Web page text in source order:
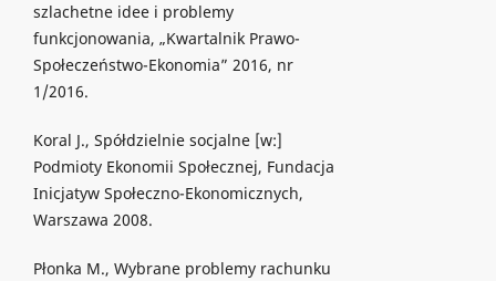
szlachetne idee i problemy
funkcjonowania, „Kwartalnik Prawo-
Społeczeństwo-Ekonomia” 2016, nr
1/2016.
Koral J., Spółdzielnie socjalne [w:]
Podmioty Ekonomii Społecznej, Fundacja
Inicjatyw Społeczno-Ekonomicznych,
Warszawa 2008.
Płonka M., Wybrane problemy rachunku